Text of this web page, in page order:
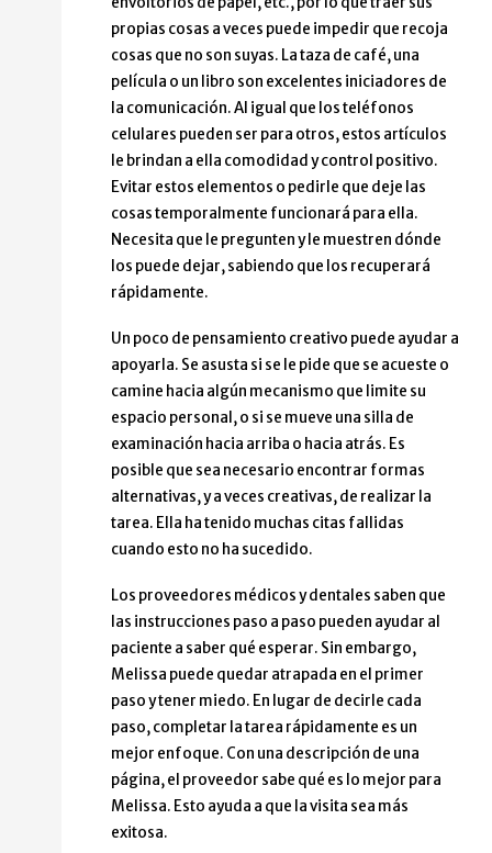
Qué es importante para mi
Tener personas que conozco a mi alrededor
Ser incluida incluso cuando no puedo decir
Tener algo en mis manos, una botella, una
Cosas que me gusta hacer:
Ver películas
Escuchar música
Ver fotografías
Cómo apoyarme mejor:
Infórmeme de las opciones, algo visual es
Sé que necesito tiempo para responder
NO me gustan los gritos ni los ruidos
A veces, lo que recojo puede no ser mío o ser
Este Perfil de Atención Médica Centrado en la
Mí
Alguien más (especifique el nombre y la
Logotipo para CMS
Un semicírculo azul y uno amarillo que comienzan
Logotipo para ACL
Tres íconos de una persona sosteniendo su brazo
propias cosas a veces puede impedir que recoja
cosas que no son suyas. La taza de café, una
película o un libro son excelentes iniciadores de
la comunicación. Al igual que los teléfonos
celulares pueden ser para otros, estos artículos
le brindan a ella comodidad y control positivo.
Evitar estos elementos o pedirle que deje las
cosas temporalmente funcionará para ella.
Necesita que le pregunten y le muestren dónde
los puede dejar, sabiendo que los recuperará
rápidamente.
Un poco de pensamiento creativo puede ayudar a
apoyarla. Se asusta si se le pide que se acueste o
camine hacia algún mecanismo que limite su
espacio personal, o si se mueve una silla de
examinación hacia arriba o hacia atrás. Es
posible que sea necesario encontrar formas
alternativas, y a veces creativas, de realizar la
tarea. Ella ha tenido muchas citas fallidas
cuando esto no ha sucedido.
Los proveedores médicos y dentales saben que
las instrucciones paso a paso pueden ayudar al
paciente a saber qué esperar. Sin embargo,
Melissa puede quedar atrapada en el primer
paso y tener miedo. En lugar de decirle cada
paso, completar la tarea rápidamente es un
mejor enfoque. Con una descripción de una
página, el proveedor sabe qué es lo mejor para
Melissa. Esto ayuda a que la visita sea más
exitosa.